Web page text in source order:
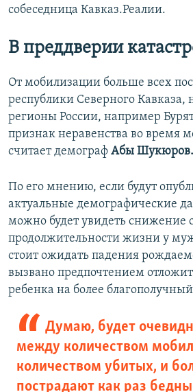
собеседница Кавказ.Реалии.
В преддверии
От мобилизации больше всех
республики Северного Кавказа,
регионы России, например
признак неравенства во время
считает демограф Абы Шукюров.
По его мнению, если будут
актуальные демографические
можно будет увидеть снижение
продолжительности жизни у
стоит ожидать падения
вызвано предпочтением
ребенка на более
Думаю, будет
между количеством
количеством убитых, и
пострадают как раз